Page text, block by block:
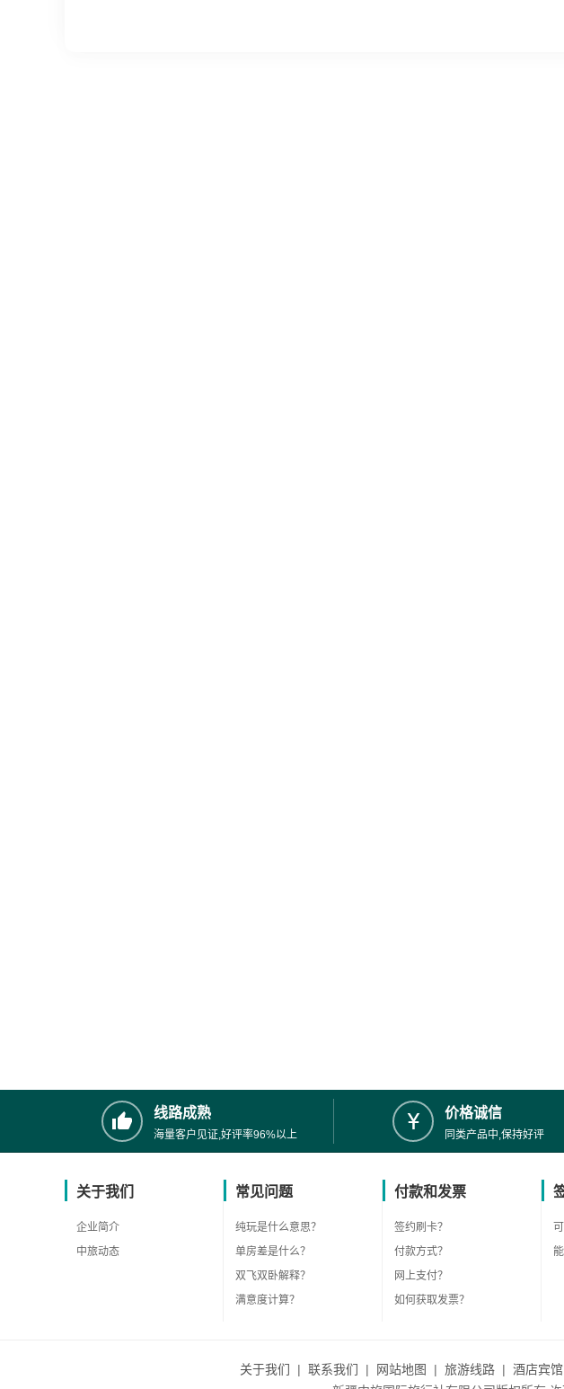
线路成熟
海量客户见证,好评率96%以上
价格诚信
同类产品中,保持好评
关于我们
企业简介
中旅动态
常见问题
纯玩是什么意思？
单房差是什么？
双飞双卧解释？
满意度计算？
付款和发票
签约刷卡？
付款方式？
网上支付？
如何获取发票？
关于我们 | 联系我们 | 网站地图 | 旅游线路 | 酒店宾馆